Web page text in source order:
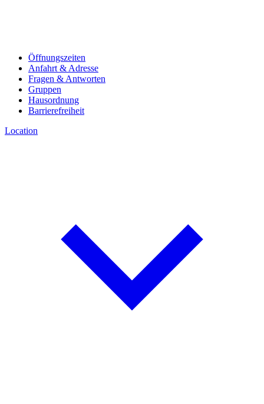
Öffnungszeiten
Anfahrt & Adresse
Fragen & Antworten
Gruppen
Hausordnung
Barrierefreiheit
Location